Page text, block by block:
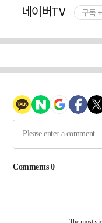
네이버TV 구독 +